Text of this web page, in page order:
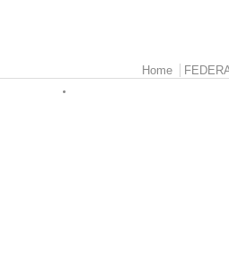
Home